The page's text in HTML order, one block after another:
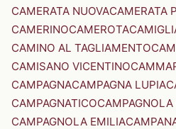
CAMERATA NUOVACAMERATA
CAMERINOCAMEROTA
CAMINO AL TAGLIAMENTO
CAMISANO VICENTINO
CAMPAGNACAMPAGNA LUPIA
CAMPAGNATICO
CAMPAGNOLA EMILIA